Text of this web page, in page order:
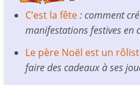
C’est la fête: comment
manifestations festives en
Le père Noël est un
faire des cadeaux à ses